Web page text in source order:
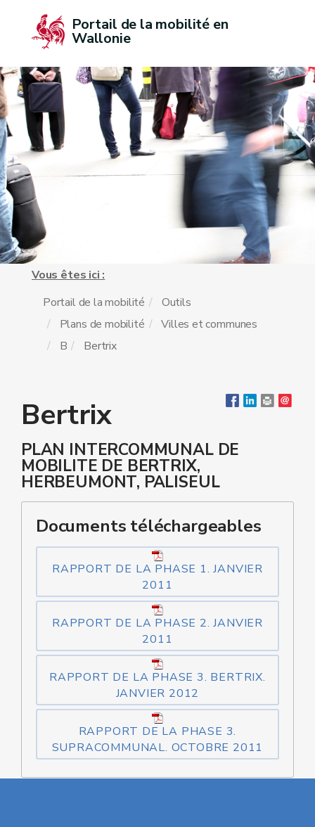
Portail de la mobilité en
Wallonie
Vous êtes ici :
Portail de la mobilité
Outils
Plans de mobilité
Villes et communes
B
Bertrix
Bertrix
PLAN INTERCOMMUNAL DE
MOBILITE DE BERTRIX,
HERBEUMONT, PALISEUL
Documents téléchargeables
RAPPORT DE LA PHASE 1. JANVIER
2011
RAPPORT DE LA PHASE 2. JANVIER
2011
RAPPORT DE LA PHASE 3. BERTRIX.
JANVIER 2012
RAPPORT DE LA PHASE 3.
SUPRACOMMUNAL. OCTOBRE 2011